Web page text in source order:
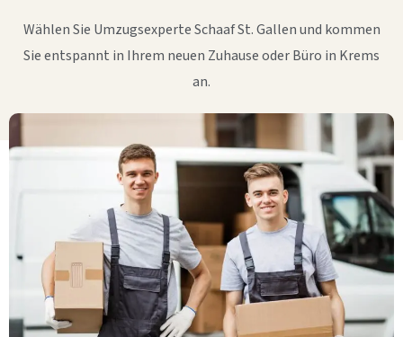
Wählen Sie Umzugsexperte Schaaf St. Gallen und kommen
Sie entspannt in Ihrem neuen Zuhause oder Büro in Krems
an.